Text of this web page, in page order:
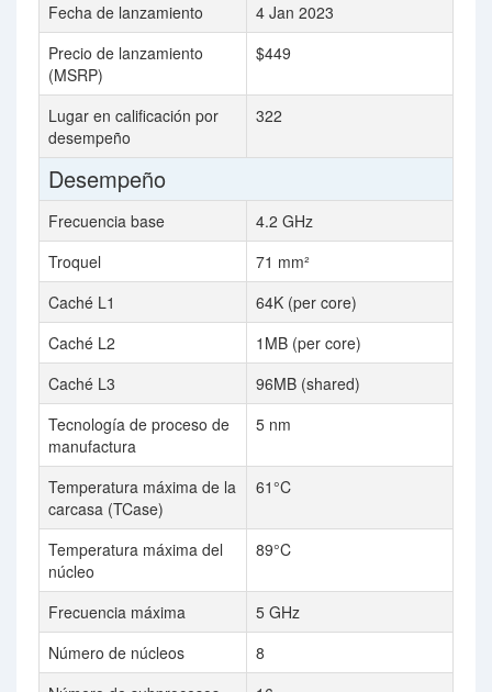
Fecha de lanzamiento
4 Jan 2023
Precio de lanzamiento
(MSRP)
$449
Lugar en calificación por
desempeño
322
Desempeño
Frecuencia base
4.2 GHz
Troquel
71 mm²
Caché L1
64K (per core)
Caché L2
1MB (per core)
Caché L3
96MB (shared)
Tecnología de proceso de
manufactura
5 nm
Temperatura máxima de la
carcasa (TCase)
61°C
Temperatura máxima del
núcleo
89°C
Frecuencia máxima
5 GHz
Número de núcleos
8